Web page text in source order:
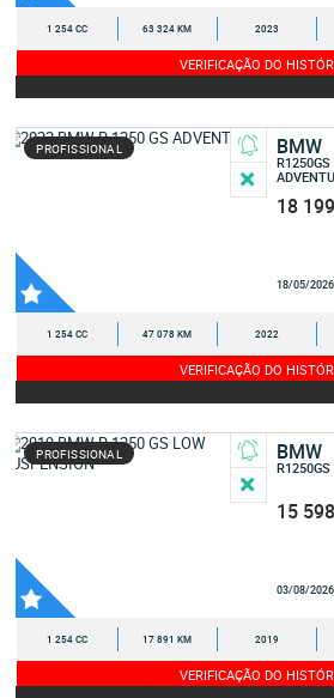
1 254 CC 63 324 KM 2023
VERIFICAÇÃO DO
PROFISSIONAL BMW
R1250GS
18
18/05/2026
1 254 CC 47 078 KM 2022
VERIFICAÇÃO DO
PROFISSIONAL BMW
R1250GS
15
03/08/2026
1 254 CC 17 891 KM 2019
VERIFICAÇÃO DO